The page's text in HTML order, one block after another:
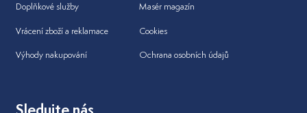
Doplňkové služby
Vrácení zboží a reklamace
Výhody nakupování
Masér magazín
Cookies
Ochrana osobních údajů